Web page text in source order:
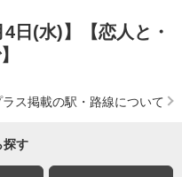
日(水)】【恋人と・
ス掲載の駅・路線について
探す